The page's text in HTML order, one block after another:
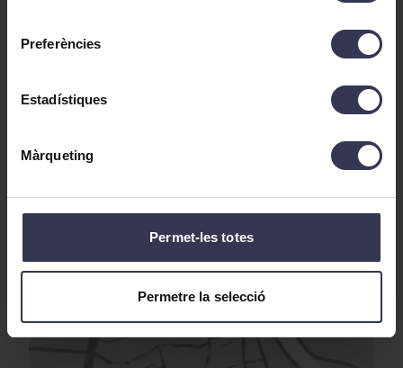
Preferències
Estadístiques
Màrqueting
Permet-les totes
Permetre la selecció